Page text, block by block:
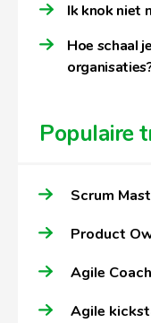
Ik knok niet
Hoe schaal
Populaire
Scrum
Product
Agile
Agile